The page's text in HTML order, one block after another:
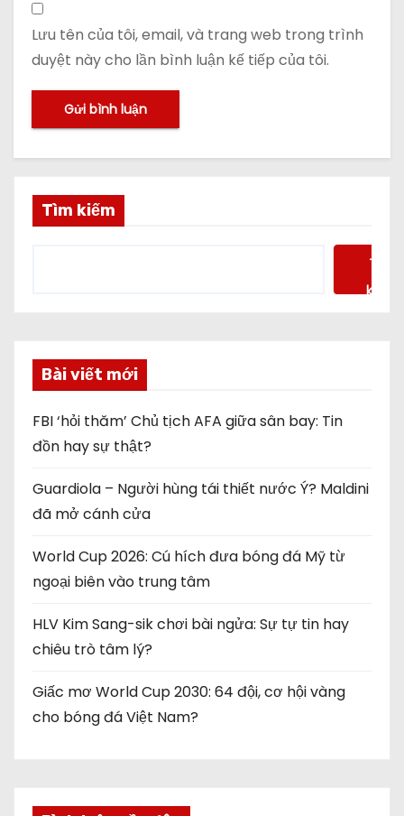
Lưu tên của tôi, email, và trang web trong trình
duyệt này cho lần bình luận kế tiếp của tôi.
Tìm kiếm
Tìm
kiếm
Bài viết mới
FBI ‘hỏi thăm’ Chủ tịch AFA giữa sân bay: Tin
đồn hay sự thật?
Guardiola – Người hùng tái thiết nước Ý? Maldini
đã mở cánh cửa
World Cup 2026: Cú hích đưa bóng đá Mỹ từ
ngoại biên vào trung tâm
HLV Kim Sang-sik chơi bài ngửa: Sự tự tin hay
chiêu trò tâm lý?
Giấc mơ World Cup 2030: 64 đội, cơ hội vàng
cho bóng đá Việt Nam?